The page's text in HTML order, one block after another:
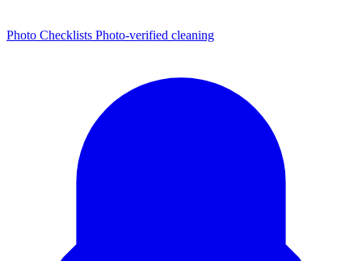
Photo Checklists Photo-verified cleaning